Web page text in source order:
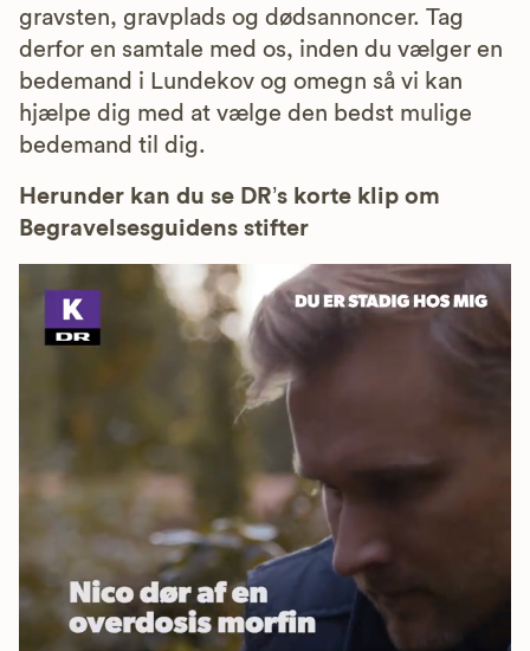
gravsten, gravplads og dødsannoncer. Tag
derfor en samtale med os, inden du vælger en
bedemand i Lundekov og omegn så vi kan
hjælpe dig med at vælge den bedst mulige
bedemand til dig.
Herunder kan du se DR’s korte klip om
Begravelsesguidens stifter